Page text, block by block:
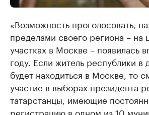
«Возможность проголосовать,
пределами своего региона – на
участках в Москве – появилась
году. Если житель республики в
будет находиться в Москве, то
участие в выборах президента
татарстанцы, имеющие
регистрацию в одном из 10